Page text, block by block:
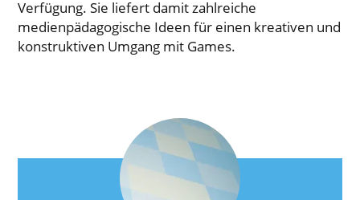
Verfügung. Sie liefert damit zahlreiche
medienpädagogische Ideen für einen kreativen und
konstruktiven Umgang mit Games.